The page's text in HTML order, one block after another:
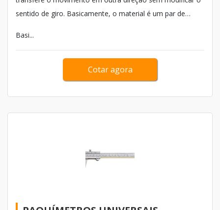
sentido de giro. Basicamente, o material é um par de
eixo comum a ambas ortogonalmente posicionado
Basi...
Cotar agora